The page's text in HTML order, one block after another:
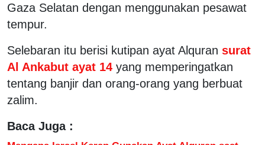
Gaza Selatan dengan menggunakan pesawat
tempur.
Selebaran itu berisi kutipan ayat Alquran surat
Al Ankabut ayat 14 yang memperingatkan
tentang banjir dan orang-orang yang berbuat
zalim.
Baca Juga :